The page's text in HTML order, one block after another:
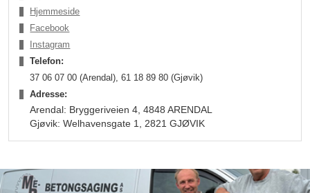
– Vi var tidlig ute med nettbutikk, men butikkene våre står
veldig sterkt, siden det ofte handler om skreddersøm. Vi har
ansvarlig for nettbutikken.
Hjemmeside
Facebook
Instagram
Telefon:
37 06 07 00 (Arendal), 61 18 89 80 (Gjøvik)
Adresse:
Arendal: Bryggeriveien 4, 4848 ARENDAL
Gjøvik: Welhavensgate 1, 2821 GJØVIK